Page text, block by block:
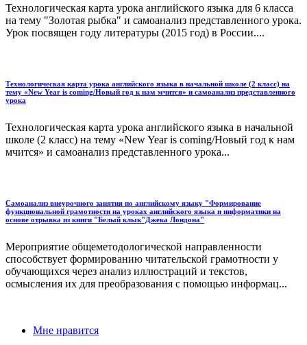
Технологическая карта урока английского языка для 6 класса
на тему "Золотая рыбка" и самоанализ представленного урока.
Урок посвящен году литературы (2015 год) в России....
Технологическая карта урока английского языка в начальной школе (2 класс) на
тему «New Year is coming/Новый год к нам мчится» и самоанализ представленного
урока
Технологическая карта урока английского языка в начальной
школе (2 класс) на тему «New Year is coming/Новый год к нам
мчится» и самоанализ представленного урока...
Самоанализ внеурочного занятия по английскому языку "Формирование
функциональной грамотности на уроках английского языка и информатики на
основе отрывка из книги "Белый клык"Джека Лондона"
Мероприятие общеметодологической направленности
способствует формированию читательской грамотности у
обучающихся через анализ иллюстраций и текстов,
осмысления их для преобразования с помощью информац...
Мне нравится